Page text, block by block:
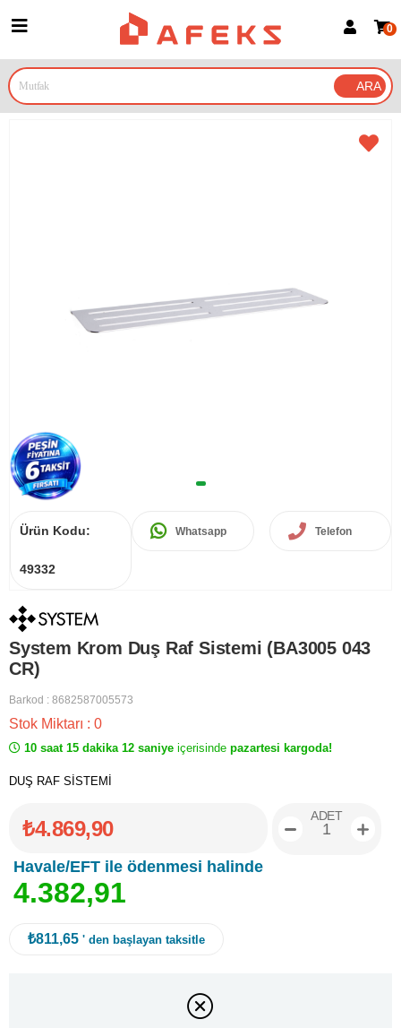
Google İle Bağlan
0
Ürün Kodu:
49332
Whatsapp Telefon
System Krom Duş Raf Sistemi (BA3005 043
CR)
Barkod : 8682587005573
Stok Miktarı : 0
10 saat 15 dakika 12 saniye içerisinde pazartesi kargoda!
DUŞ RAF SİSTEMİ
₺4.869,90
Havale/EFT ile ödenmesi halinde
4.382,91
ADET
₺811,65 ' den başlayan taksitle